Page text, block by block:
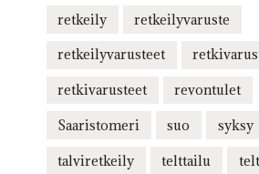
retkeily retkeilyvaruste
retkeilyvarusteet
retkivarusteet revontulet
Saaristomeri suo syksy
talviretkeily telttailu